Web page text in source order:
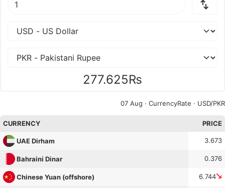
277.625₨
07 Aug · CurrencyRate · USD/PKR
CURRENCY PRICE
UAE Dirham 3.673
Bahraini Dinar 0.376
Chinese Yuan (offshore) 6.744